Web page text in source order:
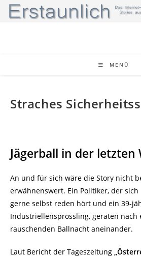
Zum
Inhalt
MENÜ
Straches
Jägerball in der letzten
An und für sich wäre die Story nicht
erwähnenswert. Ein Politiker, der sich
gerne selbst reden hört und ein 39-
Industriellensprössling, geraten nach
rauschenden Ballnacht aneinander.
Laut Bericht der Tageszeitung